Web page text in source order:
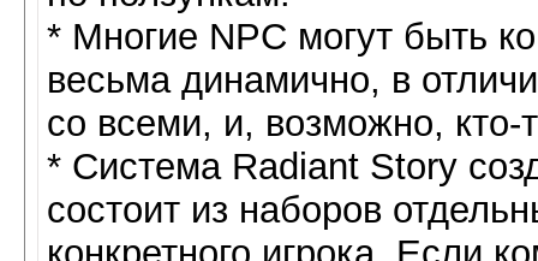
* Многие NPC могут быть
весьма динамично, в
со всеми, и, возможно, кто-
* Система Radiant Story
состоит из наборов